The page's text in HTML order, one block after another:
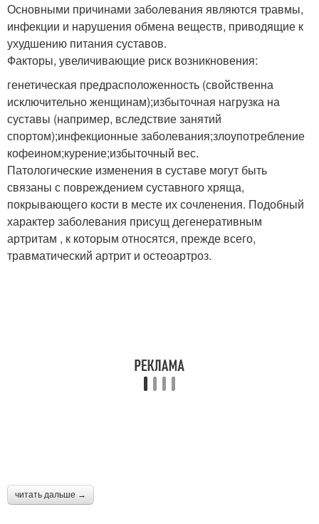
Основными причинами заболевания являются травмы,
инфекции и нарушения обмена веществ, приводящие к
ухудшению питания суставов.
Факторы, увеличивающие риск возникновения:
генетическая предрасположенность (свойственна
исключительно женщинам);избыточная нагрузка на
суставы (например, вследствие занятий
спортом);инфекционные заболевания;злоупотребление
кофеином;курение;избыточный вес.
Патологические изменения в суставе могут быть
связаны с повреждением суставного хряща,
покрывающего кости в месте их сочленения. Подобный
характер заболевания присущ дегенеративным
артритам , к которым относятся, прежде всего,
травматический артрит и остеоартроз.
читать дальше →